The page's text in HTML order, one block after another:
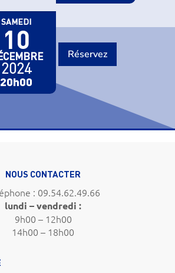
SAMEDI
10
2024
20h00
Réservez
NOUS CONTACTER
: 09.54.62.49.66
lundi – vendredi :
9h00 – 12h00
14h00 – 18h00